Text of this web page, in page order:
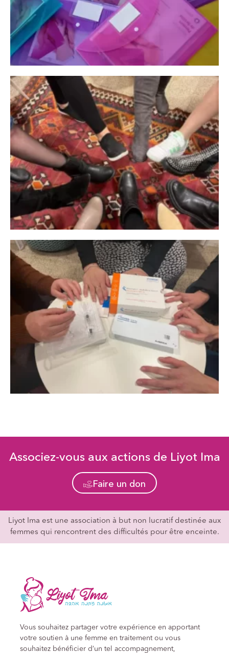
Associez-vous aux actions de Liyot Ima
Faire un don
Liyot Ima est une association à but non lucratif destinée aux
femmes qui rencontrent des difficultés pour être enceinte.
Vous souhaitez partager votre expérience en apportant
votre soutien à une femme en traitement ou vous
souhaitez bénéficier d’un tel accompagnement,